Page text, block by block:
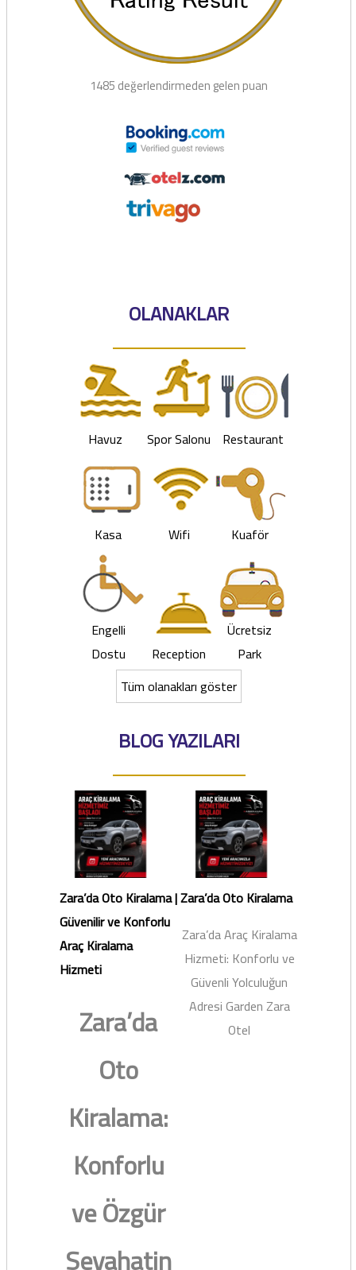
1485 değerlendirmeden gelen puan
OLANAKLAR
Havuz Spor Salonu Restaurant
Kasa Wifi Kuaför
Engelli
Dostu
Reception
Ücretsiz
Park
Tüm olanakları göster
BLOG YAZILARI
Zara’da Oto Kiralama |
Güvenilir ve Konforlu
Araç Kiralama
Hizmeti
Zara’da
Oto
Kiralama:
Konforlu
ve Özgür
Zara’da Oto Kiralama
Zara’da Araç Kiralama
Hizmeti: Konforlu ve
Güvenli Yolculuğun
Adresi Garden Zara
Otel